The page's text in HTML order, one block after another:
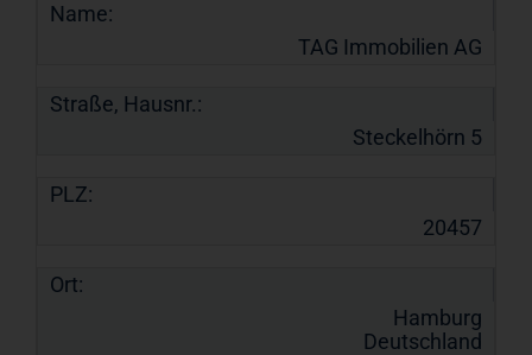
Name:
TAG Immobilien AG
Straße, Hausnr.:
Steckelhörn 5
PLZ:
20457
Ort:
Hamburg
Deutschland